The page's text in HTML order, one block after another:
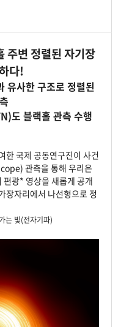
주변 정렬된 자기장
다!
유사한 구조로 정렬된
도 블랙홀 관측 수행
국제 공동연구진이 사건
관측을 통해 우리은
광* 영상을 새롭게 공개
장자리에서 나선형으로 정
는 빛(전자기파)